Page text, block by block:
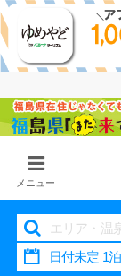
メニュー